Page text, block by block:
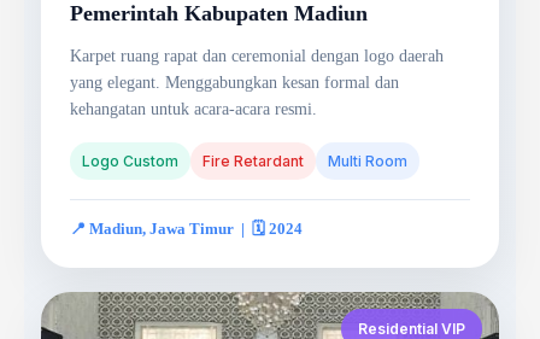
Pemerintah Kabupaten Madiun
Karpet ruang rapat dan ceremonial dengan logo daerah
yang elegant. Menggabungkan kesan formal dan
kehangatan untuk acara-acara resmi.
Logo Custom Fire Retardant Multi Room
📍 Madiun, Jawa Timur | 🗓️ 2024
Residential VIP